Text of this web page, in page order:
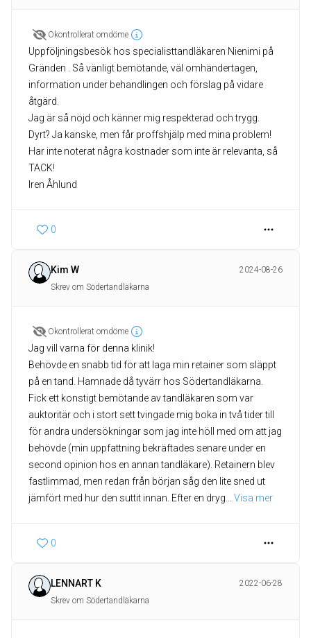
Okontrollerat omdöme
Uppföljningsbesök hos specialisttandläkaren Nienimi på
Gränden . Så vänligt bemötande, väl omhändertagen,
information under behandlingen och förslag på vidare
åtgärd.
Jag är så nöjd och känner mig respekterad och trygg.
Dyrt? Ja kanske, men får proffshjälp med mina problem!
Har inte noterat några kostnader som inte är relevanta, så
TACK!
Iren Åhlund
0
Kim W
2024-08-26
Skrev om Södertandläkarna
Okontrollerat omdöme
Jag vill varna för denna klinik!
Behövde en snabb tid för att laga min retainer som släppt
på en tand. Hamnade då tyvärr hos Södertandläkarna.
Fick ett konstigt bemötande av tandläkaren som var
auktoritär och i stort sett tvingade mig boka in två tider till
för andra undersökningar som jag inte höll med om att jag
behövde (min uppfattning bekräftades senare under en
second opinion hos en annan tandläkare). Retainern blev
fastlimmad, men redan från början såg den lite sned ut
jämfört med hur den suttit innan. Efter en dryg
Visa mer
0
LENNART K
2022-06-28
Skrev om Södertandläkarna